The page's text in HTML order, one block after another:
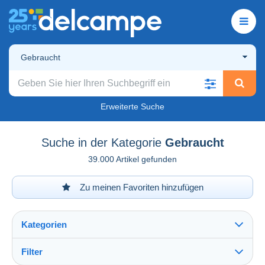
Gebraucht
Erweiterte Suche
Suche in der Kategorie Gebraucht
39.000 Artikel gefunden
Zu meinen Favoriten hinzufügen
Kategorien
Filter